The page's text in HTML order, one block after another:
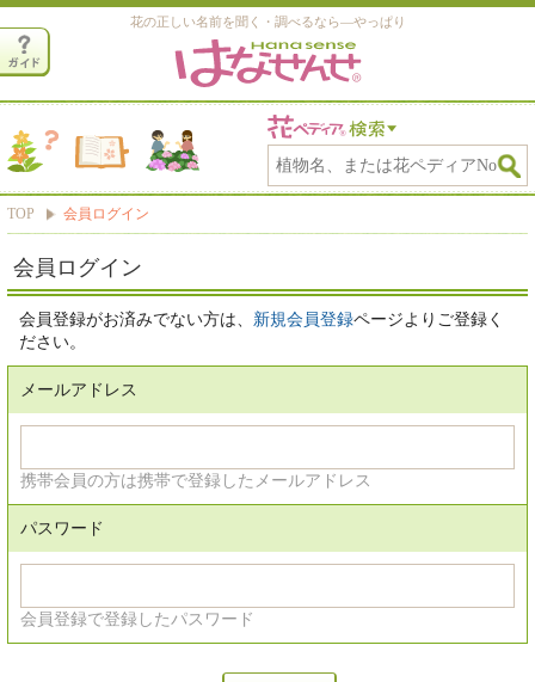
花の正しい名前を聞く・調べるなら―やっぱり
TOP 会員ログイン
会員ログイン
会員登録がお済みでない方は、 新規会員登録ページよりご登録く
ださい。
メールアドレス
携帯会員の方は携帯で登録したメールアドレス
パスワード
会員登録で登録したパスワード